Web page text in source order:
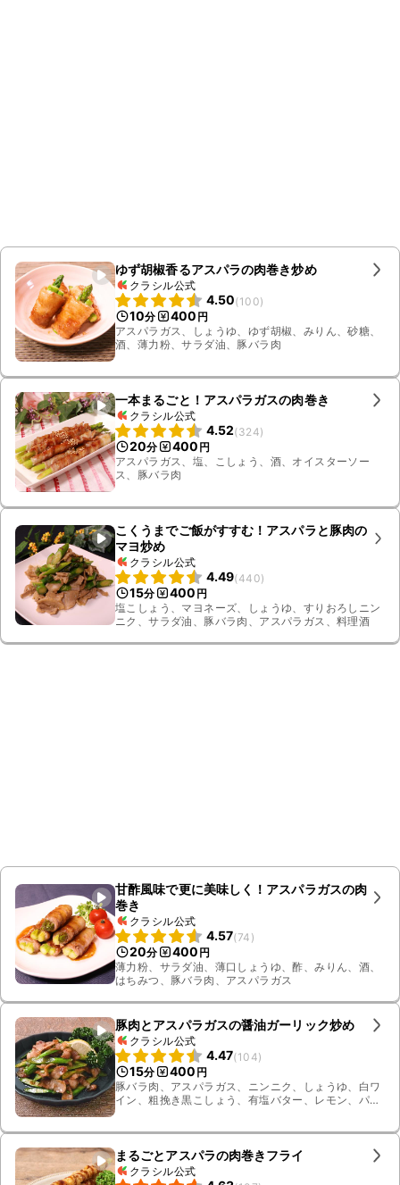
ゆず胡椒香るアスパラの肉巻き炒め
クラシル公式
4.50(100)
10分 400 円
アスパラガス、しょうゆ、ゆず胡椒、みりん、砂糖、
酒、薄力粉、サラダ油、豚バラ肉
一本まるごと！アスパラガスの肉巻き
クラシル公式
4.52(324)
20分 400 円
アスパラガス、塩、こしょう、酒、オイスターソー
ス、豚バラ肉
こくうまでご飯がすすむ！アスパラと豚肉の
マヨ炒め
クラシル公式
4.49(440)
15分 400 円
塩こしょう、マヨネーズ、しょうゆ、すりおろしニン
ニク、サラダ油、豚バラ肉、アスパラガス、料理酒
甘酢風味で更に美味しく！アスパラガスの肉
巻き
クラシル公式
4.57(74 )
20分 400 円
薄力粉、サラダ油、薄口しょうゆ、酢、みりん、酒、
はちみつ、豚バラ肉、アスパラガス
豚肉とアスパラガスの醤油ガーリック炒め
クラシル公式
4.47(104)
15分 400 円
豚バラ肉、アスパラガス、ニンニク、しょうゆ、白ワ
イン、粗挽き黒こしょう、有塩バター、レモン、パセ
まるごとアスパラの肉巻きフライ
クラシル公式